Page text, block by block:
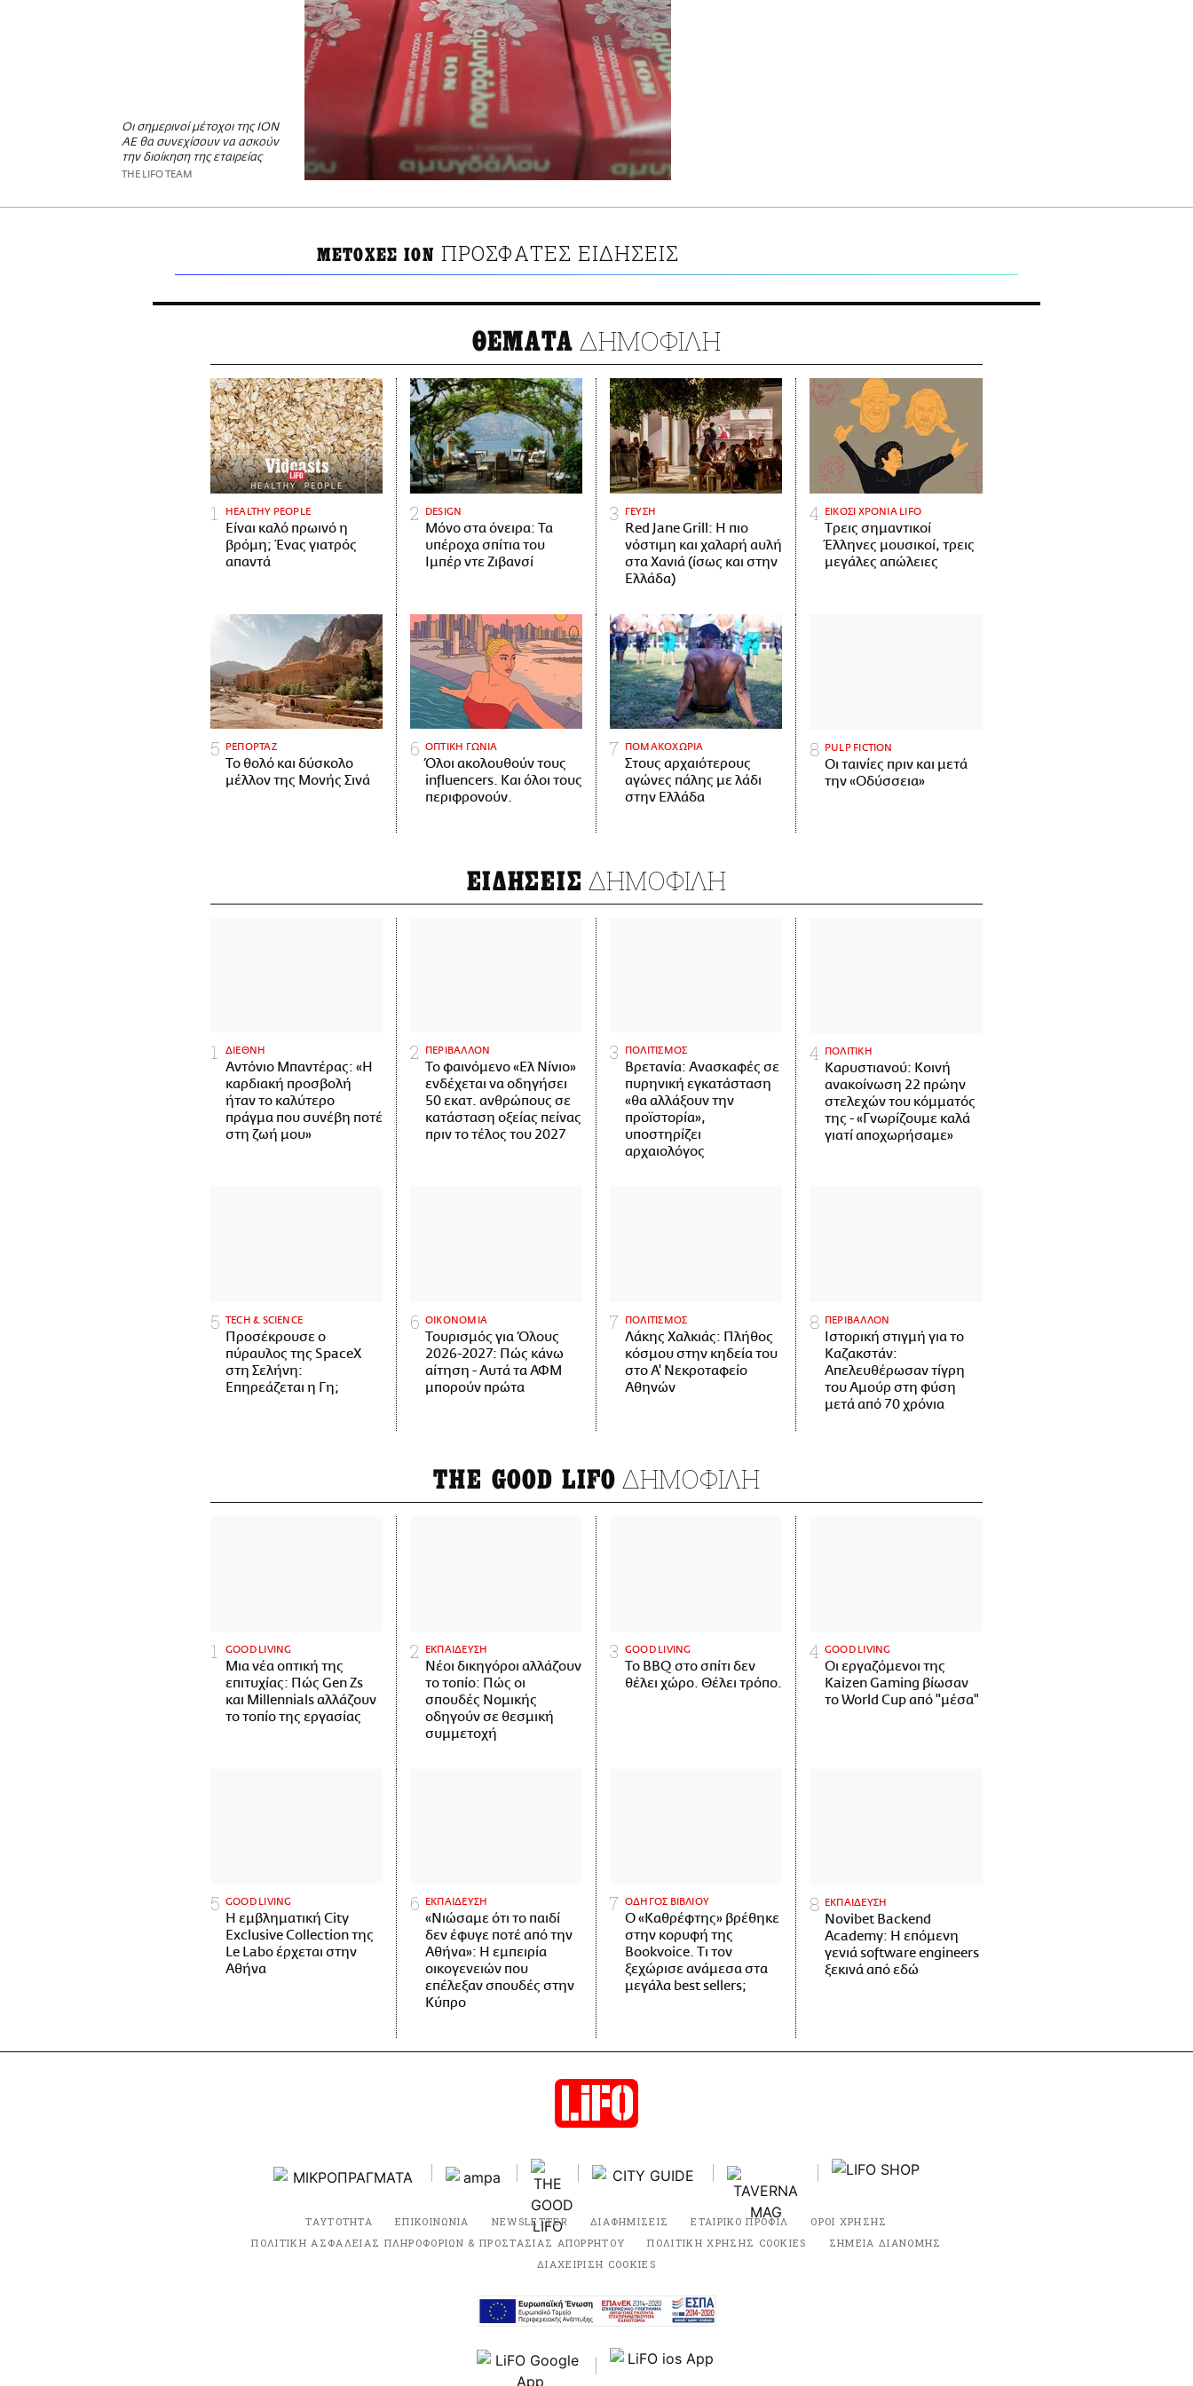
Οι σημερινοί μέτοχοι της ΙΟΝ
ΑΕ θα συνεχίσουν να ασκούν
την διοίκηση της εταιρείας
THE LIFO TEAM
ΜΕΤΟΧΕΣ ΙΟΝ ΠΡΟΣΦΑΤΕΣ ΕΙΔΗΣΕΙΣ
ΘΕΜΑΤΑ ΔΗΜΟΦΙΛΗ
HEALTHY PEOPLE
Είναι καλό πρωινό η
βρόμη; Ένας γιατρός
απαντά
DESIGN
Μόνο στα όνειρα: Τα
υπέροχα σπίτια του
Ιμπέρ ντε Ζιβανσί
ΓΕΥΣΗ
Red Jane Grill: Η πιο
νόστιμη και χαλαρή αυλή
στα Χανιά (ίσως και στην
Ελλάδα)
ΕΙΚΟΣΙ ΧΡΟΝΙΑ LIFO
Tρεις σημαντικοί
Έλληνες μουσικοί, τρεις
μεγάλες απώλειες
ΡΕΠΟΡΤΑΖ
Το θολό και δύσκολο
μέλλον της Μονής Σινά
ΟΠΤΙΚΗ ΓΩΝΙΑ
Όλοι ακολουθούν τους
influencers. Και όλοι τους
περιφρονούν.
ΠΟΜΑΚΟΧΩΡΙΑ
Στους αρχαιότερους
αγώνες πάλης με λάδι
στην Ελλάδα
PULP FICTION
Οι ταινίες πριν και μετά
την «Οδύσσεια»
ΕΙΔΗΣΕΙΣ ΔΗΜΟΦΙΛΗ
ΔΙΕΘΝΗ
Αντόνιο Μπαντέρας: «Η
καρδιακή προσβολή
ήταν το καλύτερο
πράγμα που συνέβη ποτέ
στη ζωή μου»
ΠΕΡΙΒΑΛΛΟΝ
Το φαινόμενο «Ελ Νίνιο»
ενδέχεται να οδηγήσει
50 εκατ. ανθρώπους σε
κατάσταση οξείας πείνας
πριν το τέλος του 2027
ΠΟΛΙΤΙΣΜΟΣ
Βρετανία: Ανασκαφές σε
πυρηνική εγκατάσταση
«θα αλλάξουν την
προϊστορία»,
υποστηρίζει
αρχαιολόγος
ΠΟΛΙΤΙΚΗ
Καρυστιανού: Κοινή
ανακοίνωση 22 πρώην
στελεχών του κόμματός
της - «Γνωρίζουμε καλά
γιατί αποχωρήσαμε»
ΤECH & SCIENCE
Προσέκρουσε ο
πύραυλος της SpaceX
στη Σελήνη:
Επηρεάζεται η Γη;
ΟΙΚΟΝΟΜΙΑ
Τουρισμός για Όλους
2026-2027: Πώς κάνω
αίτηση - Αυτά τα ΑΦΜ
μπορούν πρώτα
ΠΟΛΙΤΙΣΜΟΣ
Λάκης Χαλκιάς: Πλήθος
κόσμου στην κηδεία του
στο Α' Νεκροταφείο
Αθηνών
ΠΕΡΙΒΑΛΛΟΝ
Ιστορική στιγμή για το
Καζακστάν:
Απελευθέρωσαν τίγρη
του Αμούρ στη φύση
μετά από 70 χρόνια
THE GOOD LIFO ΔΗΜΟΦΙΛΗ
GOOD LIVING
Μια νέα οπτική της
επιτυχίας: Πώς Gen Zs
και Millennials αλλάζουν
το τοπίο της εργασίας
ΕΚΠΑΙΔΕΥΣΗ
Νέοι δικηγόροι αλλάζουν
το τοπίο: Πώς οι
σπουδές Νομικής
οδηγούν σε θεσμική
συμμετοχή
GOOD LIVING
Το BBQ στο σπίτι δεν
θέλει χώρο. Θέλει τρόπο.
GOOD LIVING
Οι εργαζόμενοι της
Kaizen Gaming βίωσαν
το World Cup από "μέσα"
GOOD LIVING
Η εμβληματική City
Exclusive Collection της
Le Labo έρχεται στην
Αθήνα
ΕΚΠΑΙΔΕΥΣΗ
«Νιώσαμε ότι το παιδί
δεν έφυγε ποτέ από την
Αθήνα»: Η εμπειρία
οικογενειών που
επέλεξαν σπουδές στην
Κύπρο
ΟΔΗΓΟΣ ΒΙΒΛΙΟΥ
Ο «Καθρέφτης» βρέθηκε
στην κορυφή της
Bookvoice. Τι τον
ξεχώρισε ανάμεσα στα
μεγάλα best sellers;
ΕΚΠΑΙΔΕΥΣΗ
Novibet Backend
Academy: Η επόμενη
γενιά software engineers
ξεκινά από εδώ
ΤΑΥΤΟΤΗΤΑ ΕΠΙΚΟΙΝΩΝΙΑ NEWSLETTER ΔΙΑΦΗΜΙΣΕΙΣ ΕΤΑΙΡΙΚΟ ΠΡΟΦΙΛ
ΟΡΟΙ ΧΡΗΣΗΣ
ΠΟΛΙΤΙΚΗ ΑΣΦΑΛΕΙΑΣ ΠΛΗΡΟΦΟΡΙΩΝ & ΠΡΟΣΤΑΣΙΑΣ ΑΠΟΡΡΗΤΟΥ
ΠΟΛΙΤΙΚΗ ΧΡΗΣΗΣ COOKIES
ΣΗΜΕΙΑ ΔΙΑΝΟΜΗΣ
ΔΙΑΧΕΙΡΙΣΗ COOKIES